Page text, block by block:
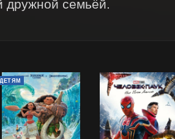
дружной семьёй.
ДЕТЯМ